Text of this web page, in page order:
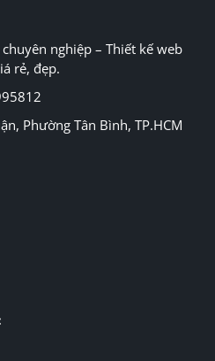
nghiệp – Thiết kế web
rẻ, đẹp.
Phường Tân Bình, TP.HCM